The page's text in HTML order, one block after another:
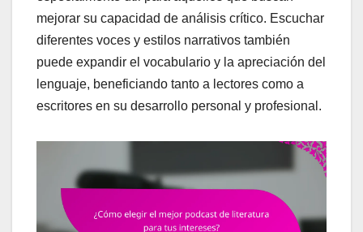
mejorar su capacidad de análisis crítico. Escuchar
diferentes voces y estilos narrativos también
puede expandir el vocabulario y la apreciación del
lenguaje, beneficiando tanto a lectores como a
escritores en su desarrollo personal y profesional.